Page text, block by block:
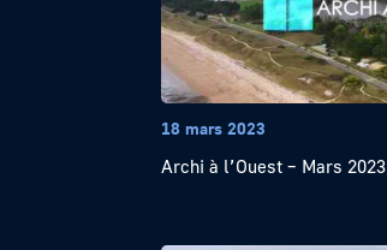
18 mars 2023
Archi à l’Ouest – Mars 2023